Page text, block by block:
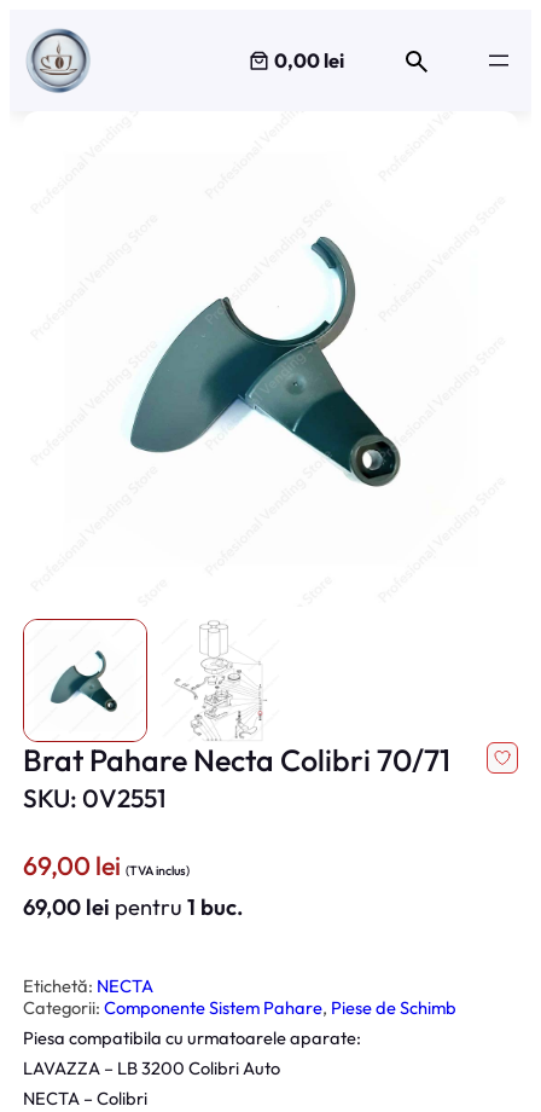
Sari
conținut
0,00 lei
Brat Pahare Necta Colibri 70/71
SKU: 0V2551
69,00lei (TVA inclus)
69,00 lei pentru1 buc.
Etichetă: NECTA
Categorii:Componente Sistem Pahare, Piese de Schimb
Piesa compatibila cu urmatoarele aparate:
LAVAZZA – LB 3200 Colibri Auto
NECTA – Colibri